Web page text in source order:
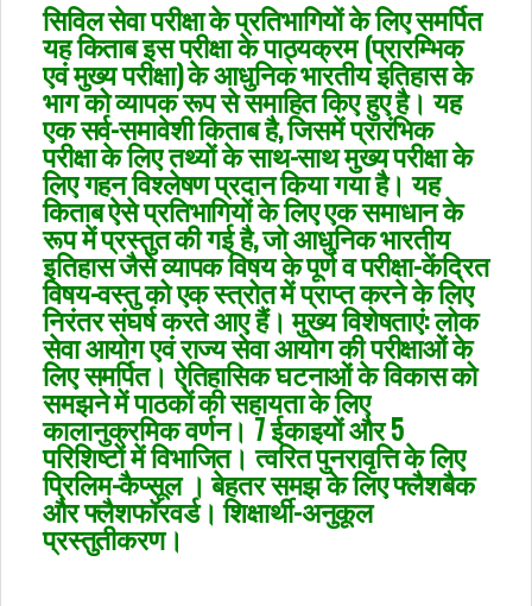
सिविल सेवा परीक्षा के प्रतिभागियों के लिए समर्पित
यह किताब इस परीक्षा के पाठ्यक्रम (प्रारम्भिक
एवं मुख्य परीक्षा) के आधुनिक भारतीय इतिहास के
भाग को व्यापक रूप से समाहित किए हुए है। यह
एक सर्व-समावेशी किताब है, जिसमें प्रारंभिक
परीक्षा के लिए तथ्यों के साथ-साथ मुख्य परीक्षा के
लिए गहन विश्लेषण प्रदान किया गया है। यह
किताब ऐसे प्रतिभागियों के लिए एक समाधान के
रूप में प्रस्तुत की गई है, जो आधुनिक भारतीय
इतिहास जैसे व्यापक विषय के पूर्ण व परीक्षा-केंद्रित
विषय-वस्तु को एक स्त्रोत में प्राप्त करने के लिए
निरंतर संघर्ष करते आए हैं। मुख्य विशेषताएं: लोक
सेवा आयोग एवं राज्य सेवा आयोग की परीक्षाओं के
लिए समर्पित। ऐतिहासिक घटनाओं के विकास को
समझने में पाठकों की सहायता के लिए
कालानुक्रमिक वर्णन। 7 ईकाइयों और 5
परिशिष्टों में विभाजित। त्वरित पुनरावृत्ति के लिए
प्रिलिम-कैप्सूल । बेहतर समझ के लिए फ्लैशबैक
और फ्लैशफॉरवर्ड। शिक्षार्थी-अनुकूल
प्रस्तुतीकरण।